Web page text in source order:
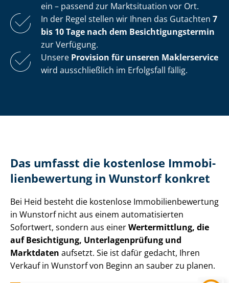
ein – passend zur Marktsituation vor Ort.
In der Regel stellen wir Ihnen das Gutachten 7
bis 10 Tage nach dem Be­sich­ti­gungs­ter­min
zur Verfügung.
Unsere Provision für unseren Maklerservice
wird ausschließlich im Erfolgsfall fällig.
Das umfasst die kostenlose Im­mo­bi­
li­en­be­wer­tung in Wunstorf konkret
Bei Heid besteht die kostenlose Im­mo­bi­li­en­be­wer­tung
in Wunstorf nicht aus einem automatisierten
Sofortwert, sondern aus einerWertermittlung, die
auf Besichtigung, Un­ter­la­gen­prü­fung und
Marktdaten aufsetzt. Sie ist dafür gedacht, Ihren
Verkauf in Wunstorf von Beginn an sauber zu planen.